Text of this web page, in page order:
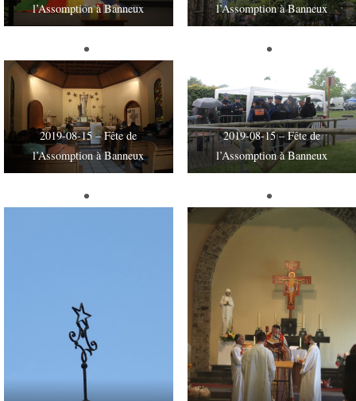
l’Assomption à Banneux
l’Assomption à Banneux
2019-08-15 – Fête de
l’Assomption à Banneux
2019-08-15 – Fête de
l’Assomption à Banneux